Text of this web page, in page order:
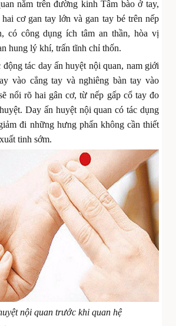
nằm trên đường kinh Tâm bào ở tay,
cơ gan tay lớn và gan tay bé trên nếp
có công dụng ích tâm an thần, hòa vị
hung lý khí, trấn tĩnh chỉ thốn.
tác day ấn huyệt nội quan, nam giới
vào cẳng tay và nghiêng bàn tay vào
nổi rõ hai gân cơ, từ nếp gấp cổ tay đo
Day ấn huyệt nội quan có tác dụng
đi những hưng phấn không cần thiết
tinh sớm.
nội quan trước khi quan hệ